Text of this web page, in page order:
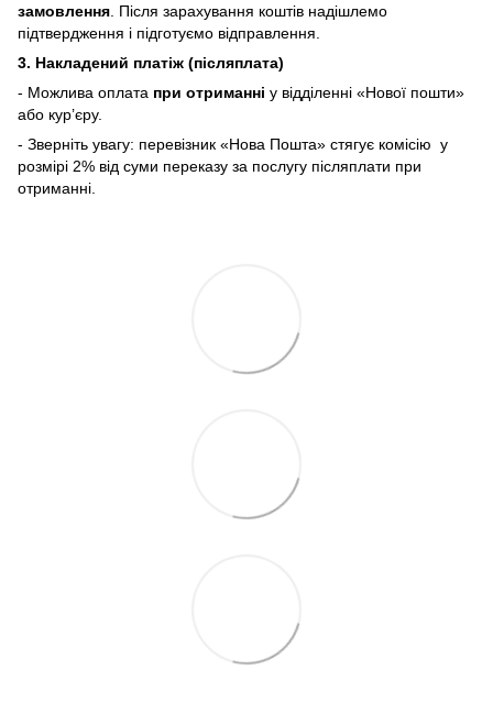
замовлення . Після зарахування коштів надішлемо
підтвердження і підготуємо відправлення.
3. Накладений платіж (післяплата)
- Можлива оплата при отриманні у відділенні «Нової пошти»
або кур’єру.
- Зверніть увагу: перевізник «Нова Пошта» стягує комісію у
розмірі 2% від суми переказу за послугу післяплати при
отриманні.